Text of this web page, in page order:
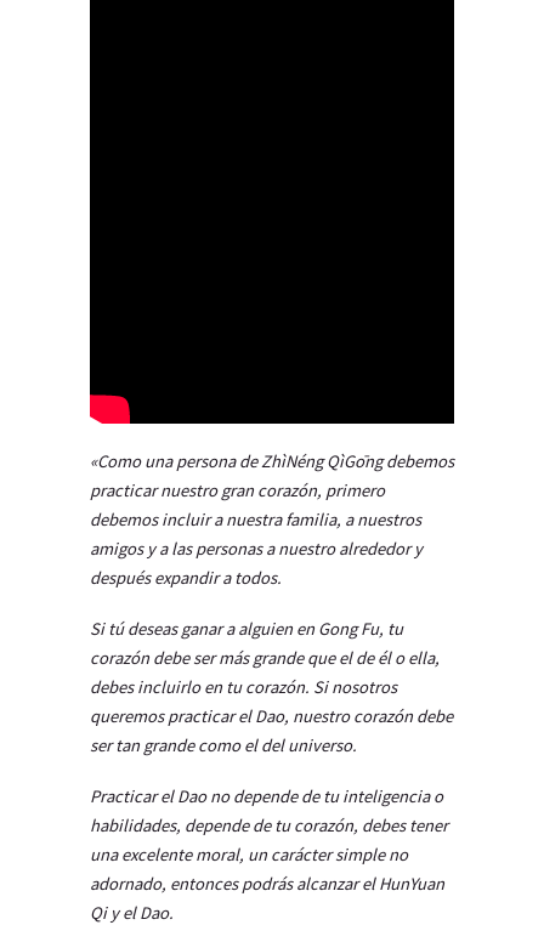
«Como una persona de ZhìNéng QìGōng debemos
practicar nuestro gran corazón, primero
debemos incluir a nuestra familia, a nuestros
amigos y a las personas a nuestro alrededor y
después expandir a todos.
Si tú deseas ganar a alguien en Gong Fu, tu
corazón debe ser más grande que el de él o ella,
debes incluirlo en tu corazón. Si nosotros
queremos practicar el Dao, nuestro corazón debe
ser tan grande como el del universo.
Practicar el Dao no depende de tu inteligencia o
habilidades, depende de tu corazón, debes tener
una excelente moral, un carácter simple no
adornado, entonces podrás alcanzar el HunYuan
Qi y el Dao.